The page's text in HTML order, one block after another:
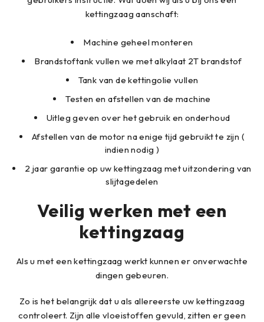
kettingzaag aanschaft:
Machine geheel monteren
Brandstoftank vullen we met alkylaat 2T brandstof
Tank van de kettingolie vullen
Testen en afstellen van de machine
Uitleg geven over het gebruik en onderhoud
Afstellen van de motor na enige tijd gebruikt te zijn (
indien nodig )
2 jaar garantie op uw kettingzaag met uitzondering van
slijtagedelen
Veilig werken met een
kettingzaag
Als u met een kettingzaag werkt kunnen er onverwachte
dingen gebeuren.
Zo is het belangrijk dat u als allereerste uw kettingzaag
controleert. Zijn alle vloeistoffen gevuld, zitten er geen